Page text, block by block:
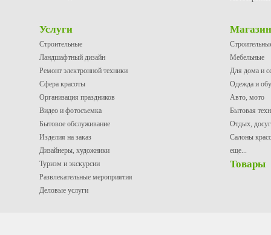
Услуги
Строительные
Ландшафтный дизайн
Ремонт электронной техники
Сфера красоты
Организация праздников
Видео и фотосъемка
Бытовое обслуживание
Изделия на заказ
Дизайнеры, художники
Туризм и экскурсии
Развлекательные мероприятия
Деловые услуги
Мебельные
Для дома и
Одежда и
Авто, мото
Бытовая
Отдых, досуг
Салоны
еще...
Товары